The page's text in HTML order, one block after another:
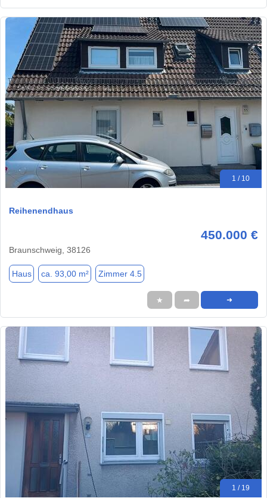
1 / 10
Reihenendhaus
450.000 €
Braunschweig, 38126
Haus ca. 93,00 m² Zimmer 4.5
★ ➦ ➜
1 / 19